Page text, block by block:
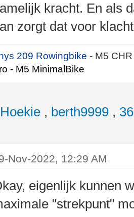
kracht. En als
zorgt dat voor
209 Rowingbike- M5
- M5 MinimalBike
Hoekie , berth9999 ,
Nov-2022, 12:29 AM
eigenlijk kunnen
"strekpunt"